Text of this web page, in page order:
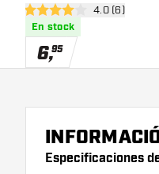
abrir panel de
4 estrellas de puntuación
4.0 (6)
En stock
6,95
Especificaciones